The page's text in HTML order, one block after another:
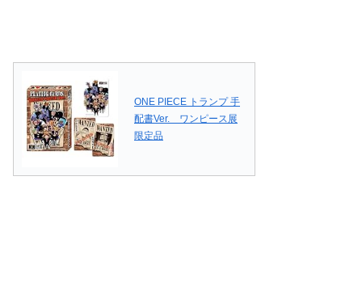
ONE PIECE トランプ 手
配書Ver. ワンピース展
限定品